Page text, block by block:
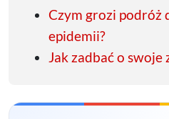
Czym grozi podróż
epidemii?
Jak zadbać o